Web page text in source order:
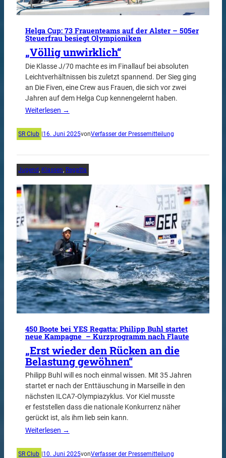
Helga Cup: 73 Frauenteams auf der Alster – 505er
Steuerfrau besiegt Olympioniken
„Völlig unwirklich“
Die Klasse J/70 machte es im Finallauf bei absoluten
Leichtverhältnissen bis zuletzt spannend. Der Sieg ging
an Die Fiven, eine Crew aus Frauen, die sich vor zwei
Jahren auf dem Helga Cup kennengelernt haben.
Weiterlesen →
SR Club |16. Juni 2025vonVerfasser der Pressemitteilung
Jugend, Klassen, Regatta
450 Boote bei YES Regatta: Philipp Buhl startet
neue Kampagne – Kurzprogramm nach Flaute
„Erst wieder den Rücken an die
Belastung gewöhnen“
Philipp Buhl will es noch einmal wissen. Mit 35 Jahren
startet er nach der Enttäuschung in Marseille in den
nächsten ILCA7-Olympiazyklus. Vor Kiel musste
er feststellen dass die nationale Konkurrenz näher
gerückt ist, als ihm lieb sein kann.
Weiterlesen →
SR Club |10. Juni 2025vonVerfasser der Pressemitteilung